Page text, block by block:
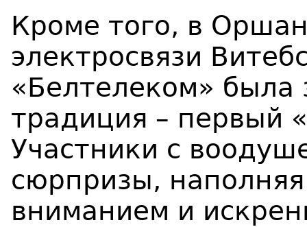
Кроме того, в
электросвязи
«Белтелеком» была
традиция – первый
Участники с
сюрпризы,
вниманием и